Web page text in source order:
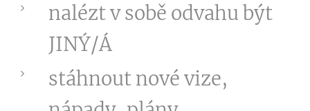
nalézt v sobě odvahu být
JINÝ/Á
stáhnout nové vize,